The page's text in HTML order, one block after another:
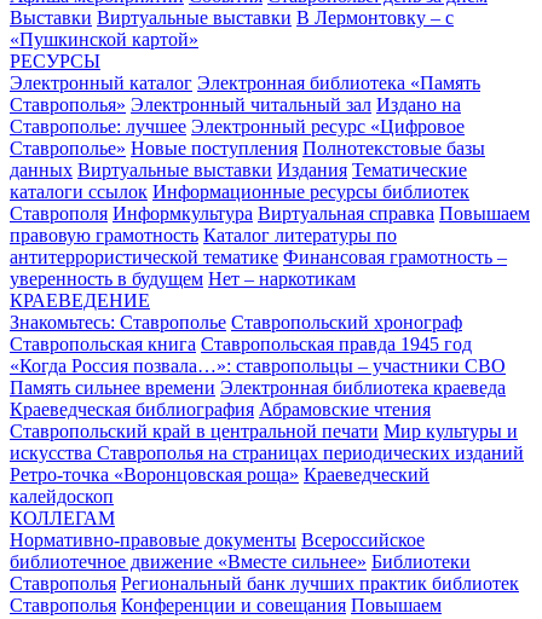
Выставки Виртуальные выставки В Лермонтовку – с
«Пушкинской картой»
РЕСУРСЫ
Электронный каталог Электронная библиотека «Память
Ставрополья» Электронный читальный зал Издано на
Ставрополье: лучшее Электронный ресурс «Цифровое
Ставрополье» Новые поступления Полнотекстовые базы
данных Виртуальные выставки Издания Тематические
каталоги ссылок Информационные ресурсы библиотек
Ставрополя Информкультура Виртуальная справка Повышаем
правовую грамотность Каталог литературы по
антитеррористической тематике Финансовая грамотность –
уверенность в будущем Нет – наркотикам
КРАЕВЕДЕНИЕ
Знакомьтесь: Ставрополье Ставропольский хронограф
Ставропольская книга Ставропольская правда 1945 год
«Когда Россия позвала…»: ставропольцы – участники СВО
Память сильнее времени Электронная библиотека краеведа
Краеведческая библиография Абрамовские чтения
Ставропольский край в центральной печати Мир культуры и
искусства Ставрополья на страницах периодических изданий
Ретро-точка «Воронцовская роща» Краеведческий
калейдоскоп
КОЛЛЕГАМ
Нормативно-правовые документы Всероссийское
библиотечное движение «Вместе сильнее» Библиотеки
Ставрополья Региональный банк лучших практик библиотек
Ставрополья Конференции и совещания Повышаем